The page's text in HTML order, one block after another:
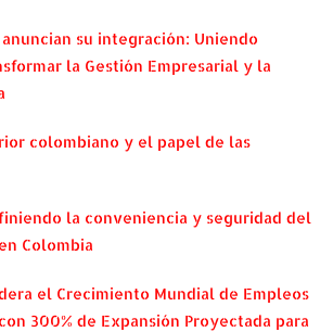
su integración: Uniendo
la Gestión Empresarial y la
colombiano y el papel de las
la conveniencia y seguridad del
Colombia
el Crecimiento Mundial de Empleos
300% de Expansión Proyectada para